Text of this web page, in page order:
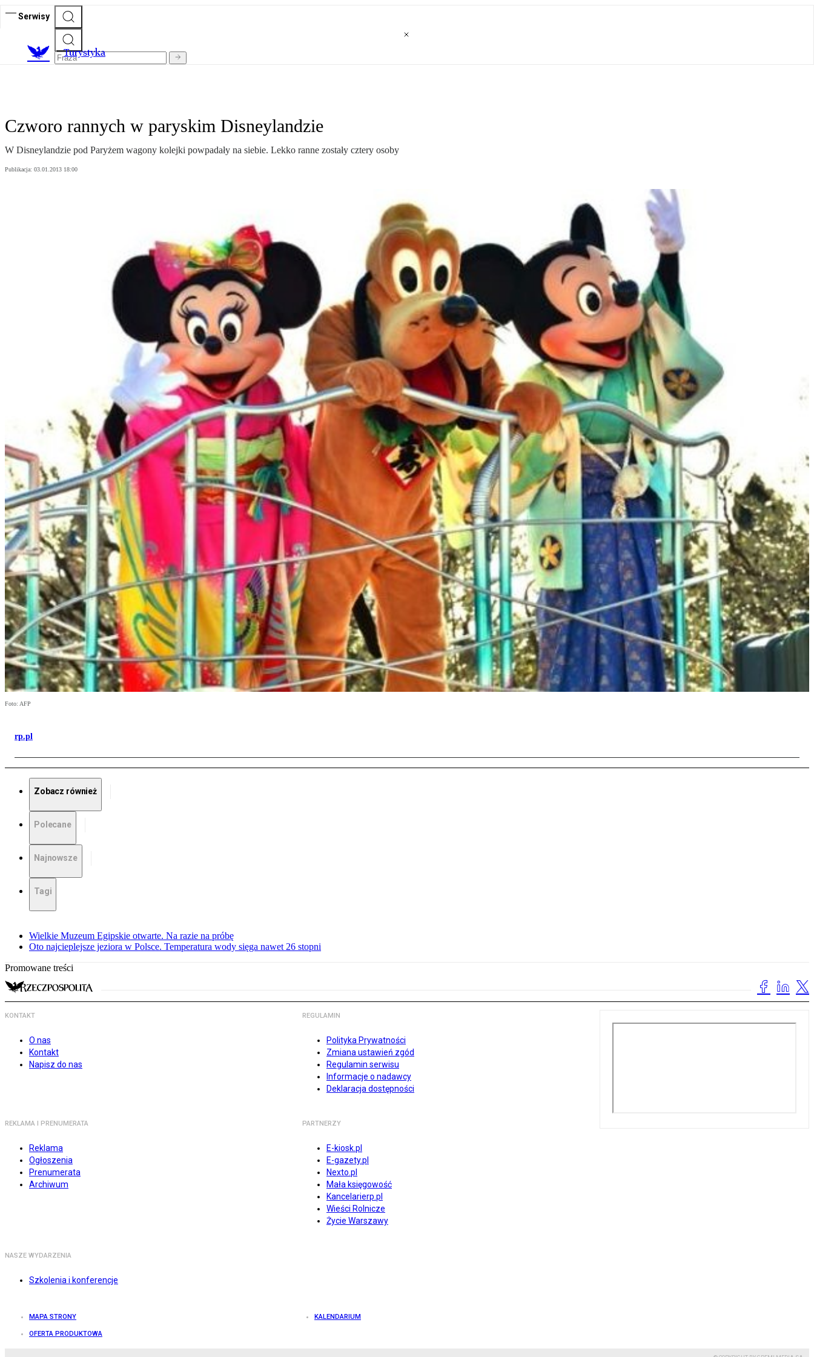
Serwisy
Turystyka
Czworo rannych w paryskim Disneylandzie
W Disneylandzie pod Paryżem wagony kolejki powpadały na siebie. Lekko ranne zostały cztery osoby
Publikacja: 03.01.2013 18:00
Foto: AFP
rp.pl
Zobacz również
Polecane
Najnowsze
Tagi
Wielkie Muzeum Egipskie otwarte. Na razie na próbę
Oto najcieplejsze jeziora w Polsce. Temperatura wody sięga nawet 26 stopni
Promowane treści
KONTAKT
O nas
Kontakt
Napisz do nas
REGULAMIN
Polityka Prywatności
Zmiana ustawień zgód
Regulamin serwisu
Informacje o nadawcy
Deklaracja dostępności
REKLAMA I PRENUMERATA
Reklama
Ogłoszenia
Prenumerata
Archiwum
PARTNERZY
E-kiosk.pl
E-gazety.pl
Nexto.pl
Mała księgowość
Kancelarierp.pl
Wieści Rolnicze
Życie Warszawy
NASZE WYDARZENIA
Szkolenia i konferencje
MAPA STRONY KALENDARIUM
OFERTA PRODUKTOWA